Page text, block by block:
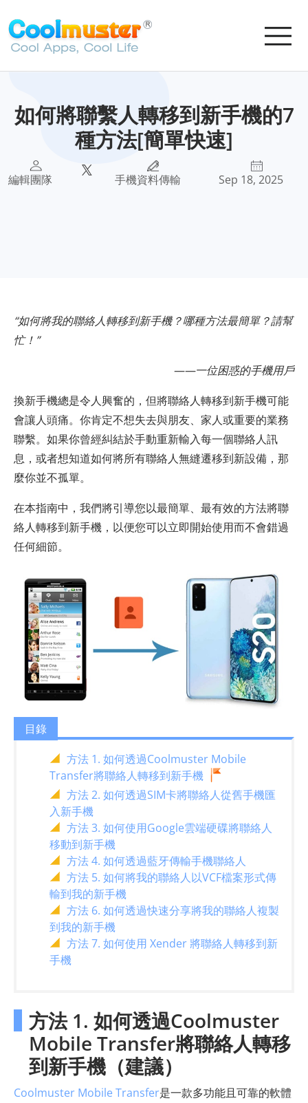
如何將聯繫人轉移到新手機的7
種方法[簡單快速]
編輯團隊 手機資料傳輸 Sep 18, 2025
“如何將我的聯絡人轉移到新手機？哪種方法最簡單？請幫
忙！”
——一位困惑的手機用戶
換新手機總是令人興奮的，但將聯絡人轉移到新手機可能
會讓人頭痛。你肯定不想失去與朋友、家人或重要的業務
聯繫。如果你曾經糾結於手動重新輸入每一個聯絡人訊
息，或者想知道如何將所有聯絡人無縫遷移到新設備，那
麼你並不孤單。
在本指南中，我們將引導您以最簡單、最有效的方法將聯
絡人轉移到新手機，以便您可以立即開始使用而不會錯過
任何細節。
目錄
方法 1. 如何透過Coolmuster Mobile
Transfer將聯絡人轉移到新手機
方法 2. 如何透過SIM卡將聯絡人從舊手機匯
入新手機
方法 3. 如何使用Google雲端硬碟將聯絡人
移動到新手機
方法 4. 如何透過藍牙傳輸手機聯絡人
方法 5. 如何將我的聯絡人以VCF檔案形式傳
輸到我的新手機
方法 6. 如何透過快速分享將我的聯絡人複製
到我的新手機
方法 7. 如何使用 Xender 將聯絡人轉移到新
手機
方法 1. 如何透過Coolmuster
Mobile Transfer將聯絡人轉移
到新手機（建議）
Coolmuster Mobile Transfer是一款多功能且可靠的軟體